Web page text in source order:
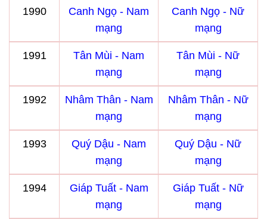
1990
Canh Ngọ - Nam
mạng
Canh Ngọ - Nữ
mạng
1991
Tân Mùi - Nam
mạng
Tân Mùi - Nữ
mạng
1992
Nhâm Thân - Nam
mạng
Nhâm Thân - Nữ
mạng
1993
Quý Dậu - Nam
mạng
Quý Dậu - Nữ
mạng
1994
Giáp Tuất - Nam
mạng
Giáp Tuất - Nữ
mạng